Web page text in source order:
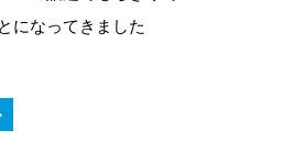
になってきました